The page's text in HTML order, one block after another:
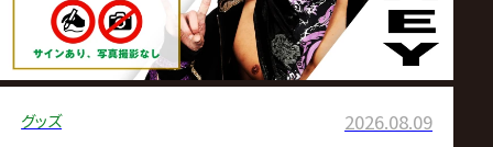
グ・
グッズ 2026.08.09